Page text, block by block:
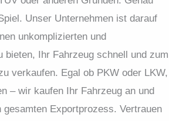
Unser Unternehmen ist darauf
unkomplizierten und
bieten, Ihr Fahrzeug schnell und zum
verkaufen. Egal ob PKW oder LKW,
– wir kaufen Ihr Fahrzeug an und
gesamten Exportprozess. Vertrauen